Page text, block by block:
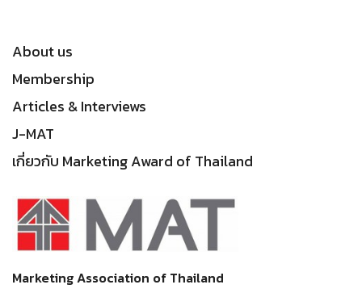
About us
Membership
Articles & Interviews
J-MAT
เกี่ยวกับ Marketing Award of Thailand
Marketing Association of Thailand